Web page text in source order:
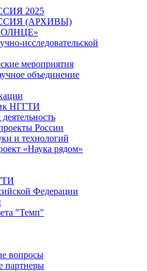
2025
(АРХИВЫ)
исследовательской
мероприятия
объединение
НГГТИ
России
и технологий
«Наука рядом»
Федерации
"Темп"
вопросы
партнеры